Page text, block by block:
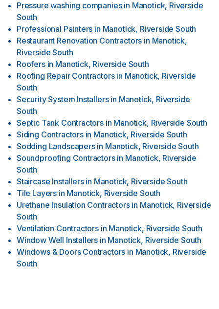
Pressure washing companies in Manotick, Riverside
South
Professional Painters in Manotick, Riverside South
Restaurant Renovation Contractors in Manotick,
Riverside South
Roofers in Manotick, Riverside South
Roofing Repair Contractors in Manotick, Riverside
South
Security System Installers in Manotick, Riverside
South
Septic Tank Contractors in Manotick, Riverside South
Siding Contractors in Manotick, Riverside South
Sodding Landscapers in Manotick, Riverside South
Soundproofing Contractors in Manotick, Riverside
South
Staircase Installers in Manotick, Riverside South
Tile Layers in Manotick, Riverside South
Urethane Insulation Contractors in Manotick, Riverside
South
Ventilation Contractors in Manotick, Riverside South
Window Well Installers in Manotick, Riverside South
Windows & Doors Contractors in Manotick, Riverside
South